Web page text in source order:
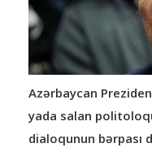
Azərbaycan
yada salan
dialoqunun bərpası